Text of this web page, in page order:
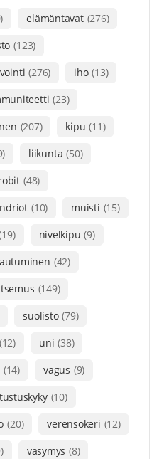
elämäntavat (276)
(123)
(276) iho (13)
(23)
(207) kipu (11)
liikunta (50)
(48)
(10) muisti (15)
nivelkipu (9)
(42)
(149)
suolisto (79)
(12) uni (38)
(14) vagus (9)
(10)
(20) verensokeri (12)
väsymys (8)